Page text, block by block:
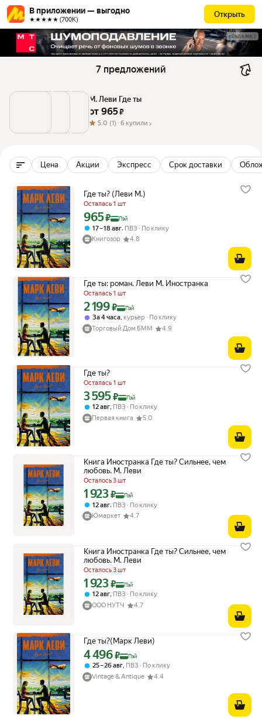
В приложении — выгодно
★★★★★ (700К)
Открыть
РЕКЛАМА
7 предложений
М. Леви Где ты
от 965 ₽
5.0 (1) · 6 купили
Цена Акции Экспресс Срок доставки
Где ты? (Леви М.)
Осталась 1 шт
Цена с картой Яндекс Пэй 965 ₽ вместо
965₽ Пэй
17 – 18 авг, ПВЗ
По клику
Книгозор
4.8
Где ты: роман. Леви М. Иностранка
Осталась 1 шт
Цена с картой Яндекс Пэй 2199 ₽ вместо
2 199₽ Пэй
За 4 часа, курьер
По клику
Торговый Дом БММ
4.9
Где ты?
Осталась 1 шт
Цена с картой Яндекс Пэй 3595 ₽ вместо
3 595₽ Пэй
12 авг ПВЗ
По клику
Первая книга
5.0
Книга Иностранка Где ты? Сильнее, чем
любовь. М. Леви
Осталось 3 шт
Цена с картой Яндекс Пэй 1923 ₽ вместо
1 923₽ Пэй
12 авг, ПВЗ
По клику
Юмаркет
4.7
Книга Иностранка Где ты? Сильнее, чем
любовь. М. Леви
Осталось 3 шт
Цена с картой Яндекс Пэй 1923 ₽ вместо
1 923₽ Пэй
12 авг, ПВЗ
По клику
ООО НУТЧ
4.7
Где ты?(Марк Леви)
Цена с картой Яндекс Пэй 4496 ₽ вместо
4 496₽ Пэй
25 – 26 авг ПВЗ
По клику
Vintage & Antique
4.4